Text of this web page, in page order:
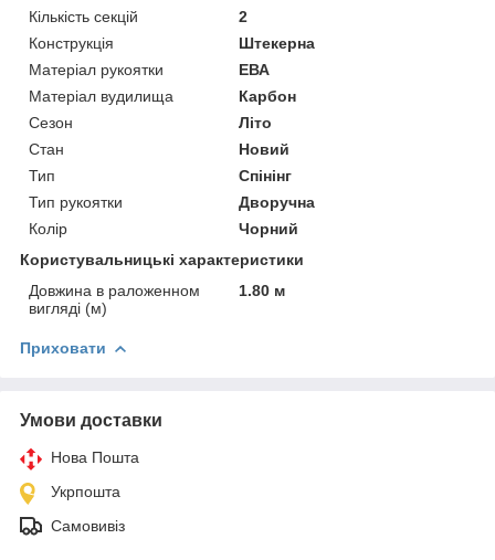
Кількість секцій
2
Конструкція
Штекерна
Матеріал рукоятки
ЕВА
Матеріал вудилища
Карбон
Сезон
Літо
Стан
Новий
Тип
Спінінг
Тип рукоятки
Дворучна
Колір
Чорний
Користувальницькі характеристики
Довжина в раложенном
вигляді (м)
1.80 м
Приховати
Умови доставки
Нова Пошта
Укрпошта
Самовивіз